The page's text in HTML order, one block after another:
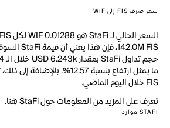
سعر صرف FIS إلى WIF
FIS خلال اليوم الماضي.
تعرف على المزيد من المعلومات حول StaFi هنا.
STAFI موارد